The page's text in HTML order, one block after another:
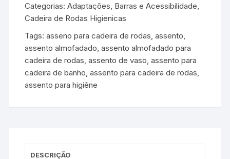
Categorias:Adaptações, Barras e Acessibilidade,
Cadeira de Rodas Higienicas
Tags:asseno para cadeira de rodas,assento,
assento almofadado,assento almofadado para
cadeira de rodas,assento de vaso,assento para
cadeira de banho,assento para cadeira de rodas,
assento para higiêne
DESCRIÇÃO